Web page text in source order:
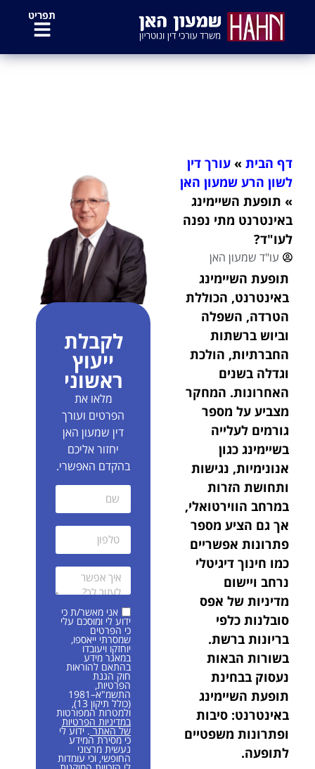
תפריט
דף הבית »עורך דין
לשון הרע שמעון האן
» תופעת השיימינג
באינטרנט מתי נפנה
לעו"ד?
עו"ד שמעון האן
תופעת השיימינג
באינטרנט, הכוללת
הטרדה, השפלה
וביוש ברשתות
החברתיות, הולכת
וגדלה בשנים
האחרונות. המחקר
מצביע על מספר
גורמים לעלייה
בשיימינג כגון
אנונימיות, נגישות
ותחושת הזרות
במרחב הווירטואלי,
אך גם הציע מספר
פתרונות אפשריים
כמו חינוך דיגיטלי
נרחב ויישום
מדיניות של אפס
סובלנות כלפי
בריונות ברשת.
בשורות הבאות
נעסוק בבחינת
תופעת השיימינג
באינטרנט: סיבות
ופתרונות משפטיים
לתופעה.
לקבלת
ייעוץ
ראשוני
מלאו את
הפרטים ועורך
דין שמעון האן
יחזור אליכם
בהקדם האפשרי.
אני מאשר/ת כי
ידוע לי ומוסכם עלי
כי הפרטים
שמסרתי ייאספו,
יוחזקו ויעובדו
במאגר מידע
בהתאם להוראות
חוק הגנת
הפרטיות,
התשמ"א–1981
(כולל תיקון 13),
ולמטרות המפורטות
במדיניות הפרטיות
של האתר. ידוע לי
כי מסירת המידע
נעשית מרצוני
החופשי, וכי עומדות